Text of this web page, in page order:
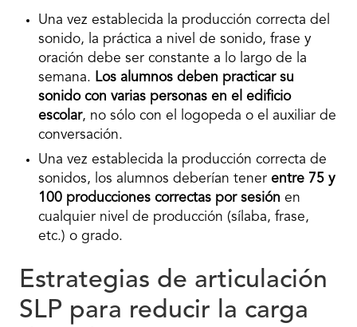
Una vez establecida la producción correcta del
sonido, la práctica a nivel de sonido, frase y
oración debe ser constante a lo largo de la
semana. Los alumnos deben practicar su
sonido con varias personas en el edificio
escolar, no sólo con el logopeda o el auxiliar de
conversación.
Una vez establecida la producción correcta de
sonidos, los alumnos deberían tener entre 75 y
100 producciones correctas por sesión en
cualquier nivel de producción (sílaba, frase,
etc.) o grado.
Estrategias de articulación
SLP para reducir la carga